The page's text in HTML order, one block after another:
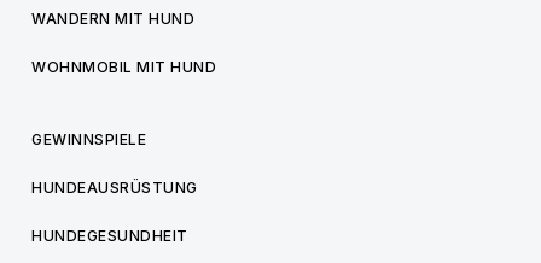
WANDERN MIT HUND
WOHNMOBIL MIT HUND
GEWINNSPIELE
HUNDEAUSRÜSTUNG
HUNDEGESUNDHEIT